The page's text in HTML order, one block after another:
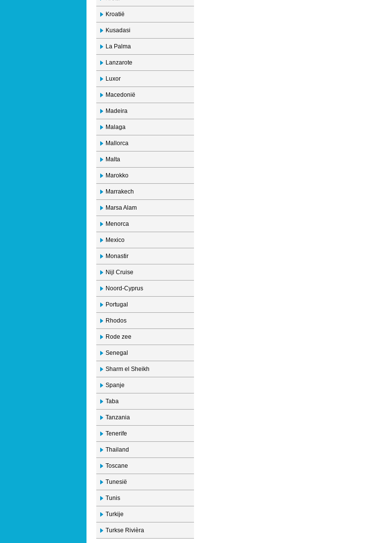
Kroatië
Kusadasi
La Palma
Lanzarote
Luxor
Macedonië
Madeira
Malaga
Mallorca
Malta
Marokko
Marrakech
Marsa Alam
Menorca
Mexico
Monastir
Nijl Cruise
Noord-Cyprus
Portugal
Rhodos
Rode zee
Senegal
Sharm el Sheikh
Spanje
Taba
Tanzania
Tenerife
Thailand
Toscane
Tunesië
Tunis
Turkije
Turkse Rivièra